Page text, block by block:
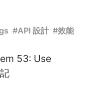
#API 設計 #效能
53: Use